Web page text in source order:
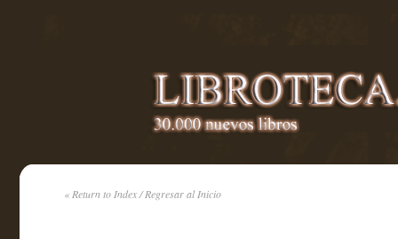
« Return to Index / Regresar al Inicio